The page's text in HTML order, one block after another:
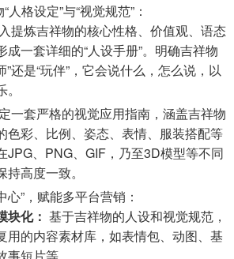
格设定”与“视觉规范”：
提炼吉祥物的核心性格、价值观、语态
成一套详细的“人设手册”。明确吉祥物
”还是“玩伴”，它会说什么，怎么说，以
一套严格的视觉应用指南，涵盖吉祥物
色彩、比例、姿态、表情、服装搭配等
JPG、PNG、GIF，乃至3D模型等不同
高度一致。
心”，赋能多平台营销：
块化： 基于吉祥物的人设和视觉规范，
用的内容素材库，如表情包、动图、基
短片等。